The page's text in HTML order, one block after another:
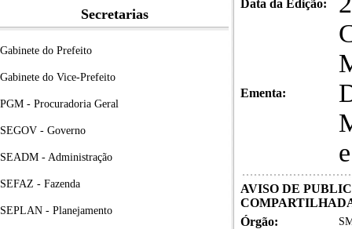
Secretarias
Gabinete do Prefeito
Gabinete do Vice-Prefeito
PGM - Procuradoria Geral
SEGOV - Governo
SEADM - Administração
SEFAZ - Fazenda
SEPLAN - Planejamento
Data da Edição:
Ementa:
AVISO DE
Órgão: